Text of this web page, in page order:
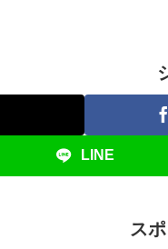
LINE
ス